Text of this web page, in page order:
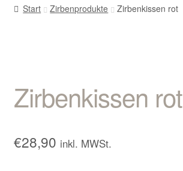
Märkte
SHOP
Start Zirbenprodukte Zirbenkissen rot
Zirbenkissen rot
€28,90 inkl. MWSt.